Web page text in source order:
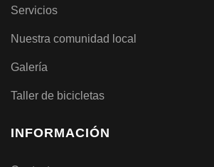
Servicios
Nuestra comunidad local
Galería
Taller de bicicletas
INFORMACIÓN